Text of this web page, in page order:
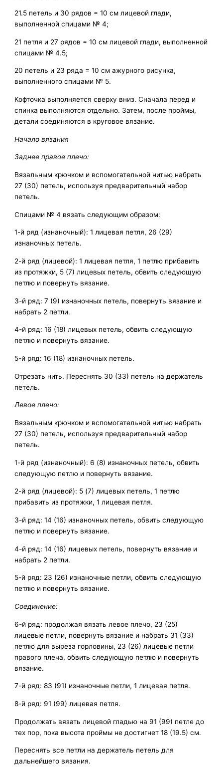
21.5 петель и 30 рядов = 10 см лицевой глади,
выполненной спицами № 4;
21 петля и 27 рядов = 10 см лицевой глади, выполненной
спицами № 4.5;
20 петель и 23 ряда = 10 см ажурного рисунка,
выполненного спицами № 5.
Кофточка выполняется сверху вниз. Сначала перед и
спинка выполняются отдельно. Затем, после проймы,
детали соединяются в круговое вязание.
Начало вязания
Заднее правое плечо:
Вязальным крючком и вспомогательной нитью набрать
27 (30) петель, используя предварительный набор
петель.
Спицами № 4 вязать следующим образом:
1-й ряд (изнаночный): 1 лицевая петля, 26 (29)
изнаночных петель.
2-й ряд (лицевой): 1 лицевая петля, 1 петлю прибавить
из протяжки, 5 (7) лицевых петель, обвить следующую
петлю и повернуть вязание.
3-й ряд: 7 (9) изнаночных петель, повернуть вязание и
набрать 2 петли.
4-й ряд: 16 (18) лицевых петель, обвить следующую
петлю и повернуть вязание.
5-й ряд: 16 (18) изнаночных петель.
Отрезать нить. Переснять 30 (33) петель на держатель
петель.
Левое плечо:
Вязальным крючком и вспомогательной нитью набрать
27 (30) петель, используя предварительный набор
петель.
1-й ряд (изнаночный): 6 (8) изнаночных петель, обвить
следующую петлю и повернуть вязание.
2-й ряд (лицевой): 5 (7) лицевых петель, 1 петлю
прибавить из протяжки, 1 лицевая петля.
3-й ряд: 14 (16) изнаночных петель, обвить следующую
петлю и повернуть вязание.
4-й ряд: 14 (16) лицевых петель, повернуть вязание и
набрать 2 петли.
5-й ряд: 23 (26) изнаночные петли, обвить следующую
петлю и повернуть вязание.
Соединение:
6-й ряд: продолжая вязать левое плечо, 23 (25)
лицевые петли, повернуть вязание и набрать 31 (33)
петлю для выреза горловины, 23 (26) лицевые петли
правого плеча, обвить следующую петлю и повернуть
вязание.
7-й ряд: 83 (91) изнаночные петли, 1 лицевая петля.
8-й ряд: 91 (99) лицевая петля.
Продолжать вязать лицевой гладью на 91 (99) петле до
тех пор, пока высота проймы не достигнет 18 (19.5) см.
Переснять все петли на держатель петель для
дальнейшего вязания.